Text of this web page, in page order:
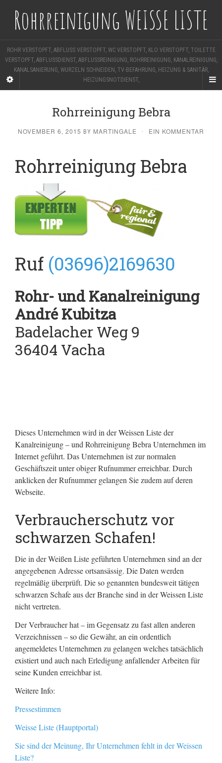
Rohrreinigung WEISSE LISTE
ROHR VERSTOPFT, ABFLUSS VERSTOPFT, WC VERSTOPFT, KLO VERSTOPFT, TOILETTE
VERSTOPFT, ABFLUSSDIENST, ABFLUSSREINIGUNG, ROHRREINIGUNG, KANALREINIGUNG,
KANALSANIERUNG, WURZELN SCHNEIDEN, TV-BEFAHRUNG, HEIZUNG & SANITÄR,
HEIZUNGSNOTDIENST,
Rohrreinigung Bebra
NOVEMBER 6, 2015 BY MARTINGALE · EIN KOMMENTAR
Rohrreinigung Bebra
Ruf (03696)2169630
Rohr- und Kanalreinigung
André Kubitza
Badelacher Weg 9
36404 Vacha
Dieses Unternehmen wird in der Weissen Liste der
Kanalreinigung – und Rohrreinigung Bebra Unternehmen im
Internet geführt. Das Unternehmen ist zur normalen
Geschäftszeit unter obiger Rufnummer erreichbar. Durch
anklicken der Rufnummer gelangen Sie zudem auf deren
Webseite.
Verbraucherschutz vor
schwarzen Schafen!
Die in der Weißen Liste geführten Unternehmen sind an der
angegebenen Adresse ortsansässig. Die Daten werden
regelmäßig überprüft. Die so genannten bundesweit tätigen
schwarzen Schafe aus der Branche sind in der Weissen Liste
nicht vertreten.
Der Verbraucher hat – im Gegensatz zu fast allen anderen
Verzeichnissen – so die Gewähr, an ein ordentlich
angemeldetes Unternehmen zu gelangen welches tatsächlich
existiert und auch nach Erledigung anfallender Arbeiten für
seine Kunden erreichbar ist.
Weitere Info:
Pressestimmen
Weisse Liste (Hauptportal)
Sie sind der Meinung, Ihr Unternehmen fehlt in der Weissen
Liste?